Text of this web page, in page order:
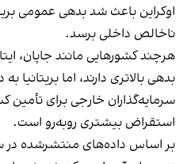
ناخالص داخلی برسد.
هرچند کشورهایی مانند جاپان،
بدهی بالاتری دارند، اما بریتانیا
سرمایه‌گذاران خارجی برای تأمین
استقراض بیشتری روبه‌رو است.